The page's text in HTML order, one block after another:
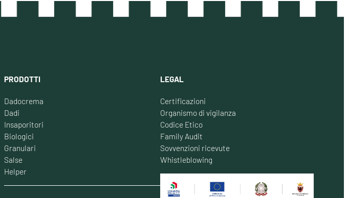
PRODOTTI
Dadocrema
Dadi
Insaporitori
Biologici
Granulari
Salse
Helper
LEGAL
Certificazioni
Organismo di vigilanza
Codice Etico
Family Audit
Sovvenzioni ricevute
Whistleblowing